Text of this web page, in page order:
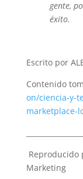
gente,
éxito.
Escrito por
Contenido
on/ciencia-y-
marketplace-
Reproducido
Marketing